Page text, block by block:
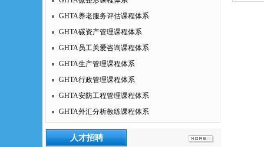
GHTA养老服务评估课程体系
GHTA碳资产管理课程体系
GHTA员工关爱咨询课程体系
GHTA生产管理课程体系
GHTA行政管理课程体系
GHTA安防工程管理课程体系
GHTA外汇分析教练课程体系
人才招聘